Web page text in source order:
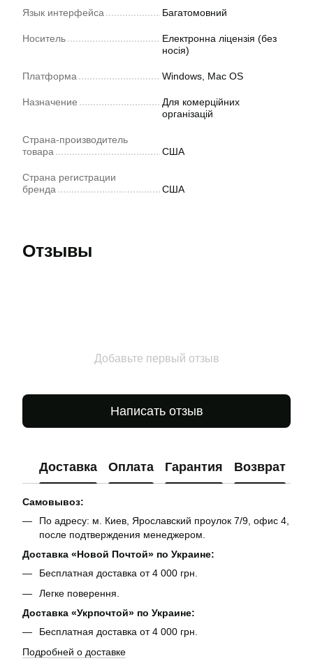
Язык интерфейса Багатомовний
Носитель
Електронна ліцензія (без
носія)
Платформа Windows, Mac OS
Назначение
Для комерційних
організацій
Страна-производитель
товара
США
Страна регистрации
бренда
США
Отзывы
Добавьте первый отзыв
Написать отзыв
Доставка Оплата Гарантия Возврат
Самовывоз:
По адресу: м. Киев, Ярославский проулок 7/9, офис 4,
после подтверждения менеджером.
Доставка «Новой Почтой» по Украине:
Бесплатная доставка от 4 000 грн.
Легке поверення.
Доставка «Укрпочтой» по Украине:
Бесплатная доставка от 4 000 грн.
Подробней о доставке